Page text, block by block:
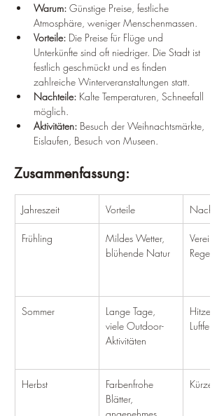
Warum: Günstige Preise, festliche
Atmosphäre, weniger Menschenmassen.
Vorteile: Die Preise für Flüge und
Unterkünfte sind oft niedriger. Die Stadt ist
festlich geschmückt und es finden
zahlreiche Winterveranstaltungen statt.
Nachteile: Kalte Temperaturen, Schneefall
möglich.
Aktivitäten: Besuch der Weihnachtsmärkte,
Eislaufen, Besuch von Museen.
Zusammenfassung:
Jahreszeit Vorteile Nachteile
Frühling
Mildes Wetter,
blühende Natur
Sommer
Lange Tage,
viele Outdoor-
Aktivitäten
Hitze
Herbst
Farbenfrohe
Blätter,
angenehmes
Kürzere